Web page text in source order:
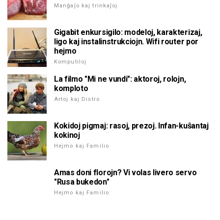
Manĝaĵo kaj trinkaĵoj
Gigabit enkursigilo: modeloj, karakterizaj,
ligo kaj instalinstrukciojn. Wifi router por
hejmo
Komputiloj
La filmo "Mi ne vundi": aktoroj, rolojn,
komploto
Artoj kaj Distro
Kokidoj pigmaj: rasoj, prezoj. Infan-kuŝantaj
kokinoj
Hejmo kaj Familio
Amas doni florojn? Vi volas livero servo
"Rusa bukedon"
Hejmo kaj Familio